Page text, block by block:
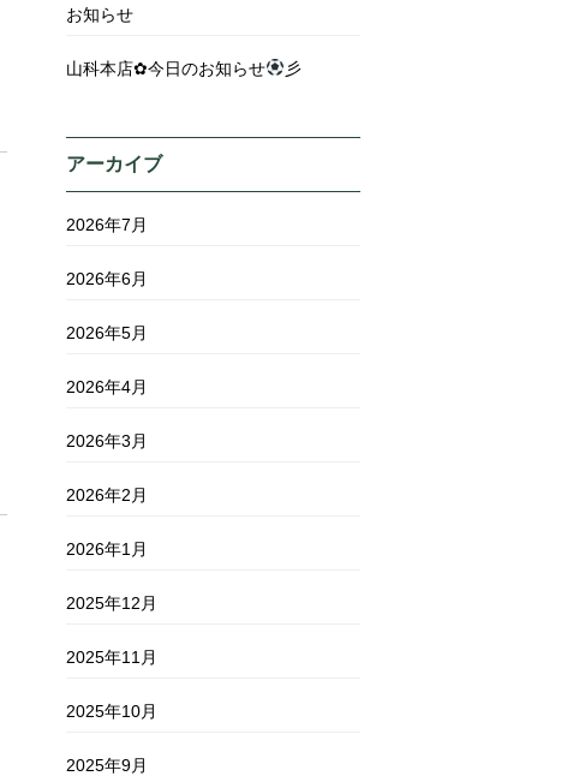
お知らせ
山科本店✿今日のお知らせ 彡
アーカイブ
2026年7月
2026年6月
2026年5月
2026年4月
2026年3月
2026年2月
2026年1月
2025年12月
2025年11月
2025年10月
2025年9月